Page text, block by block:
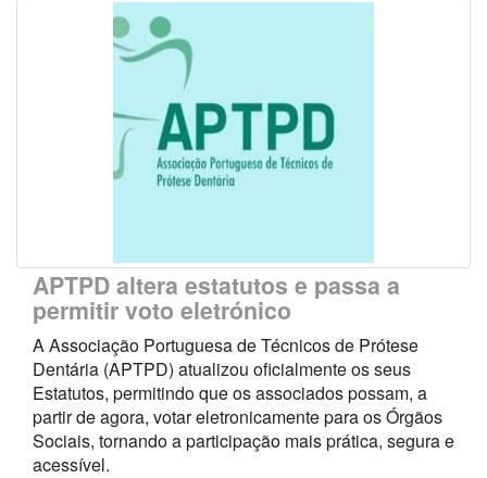
APTPD altera estatutos e passa a
permitir voto eletrónico
A Associação Portuguesa de Técnicos de Prótese
Dentária (APTPD) atualizou oficialmente os seus
Estatutos, permitindo que os associados possam, a
partir de agora, votar eletronicamente para os Órgãos
Sociais, tornando a participação mais prática, segura e
acessível.